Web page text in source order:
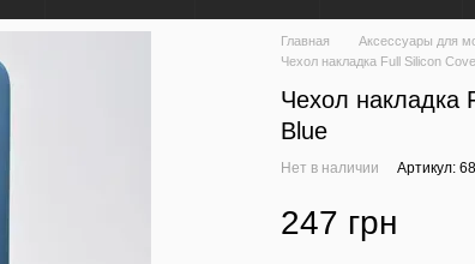
Главная Аксессуары для
Чехол накладка Full Silicon
Чехол накладка
Blue
Нет в наличии Артикул:
247 грн